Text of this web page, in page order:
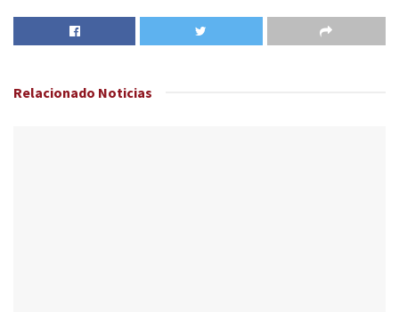
Relacionado Noticias